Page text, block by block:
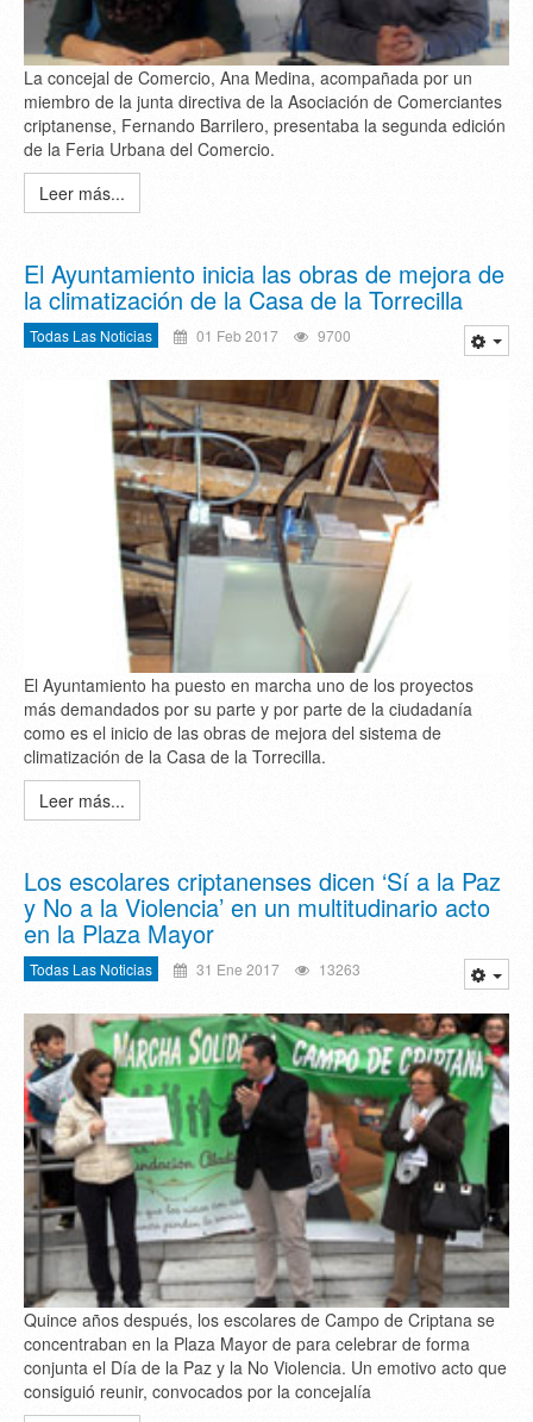
La concejal de Comercio, Ana Medina, acompañada por un
miembro de la junta directiva de la Asociación de Comerciantes
criptanense, Fernando Barrilero, presentaba la segunda edición
de la Feria Urbana del Comercio.
Leer más...
El Ayuntamiento inicia las obras de mejora de
la climatización de la Casa de la Torrecilla
Todas Las Noticias 01 Feb 2017 9700
El Ayuntamiento ha puesto en marcha uno de los proyectos
más demandados por su parte y por parte de la ciudadanía
como es el inicio de las obras de mejora del sistema de
climatización de la Casa de la Torrecilla.
Leer más...
Los escolares criptanenses dicen ‘Sí a la Paz
y No a la Violencia’ en un multitudinario acto
en la Plaza Mayor
Todas Las Noticias 31 Ene 2017 13263
Quince años después, los escolares de Campo de Criptana se
concentraban en la Plaza Mayor de para celebrar de forma
conjunta el Día de la Paz y la No Violencia. Un emotivo acto que
consiguió reunir, convocados por la concejalía